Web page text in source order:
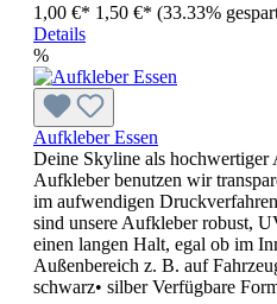
1,00 €* 1,50 €* (33.33%
Details
%
Aufkleber Essen
Deine Skyline als hochwertiger
Aufkleber benutzen wir
im aufwendigen
sind unsere Aufkleber robust,
einen langen Halt, egal ob im
Außenbereich z. B. auf
schwarz• silber Verfügbare